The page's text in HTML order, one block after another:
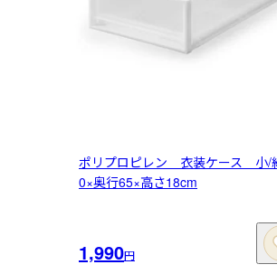
ポリプロピレン 衣装ケース 小/
0×奥行65×高さ18cm
1,990円